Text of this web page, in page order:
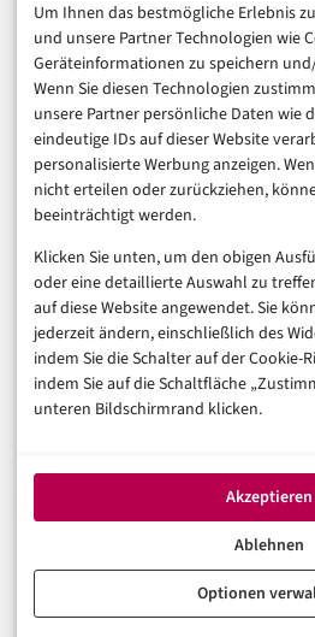
Um Ihnen das bestmögliche Erlebnis
und unsere Partner Technologien wie
Geräteinformationen zu speichern
Wenn Sie diesen Technologien
unsere Partner persönliche Daten wie
eindeutige IDs auf dieser Website
personalisierte Werbung anzeigen.
nicht erteilen oder zurückziehen,
beeinträchtigt werden.
Klicken Sie unten, um den obigen
oder eine detaillierte Auswahl zu
auf diese Website angewendet. Sie
jederzeit ändern, einschließlich des
indem Sie die Schalter auf der
indem Sie auf die Schaltfläche
unteren Bildschirmrand klicken.
Akzeptieren
Ablehnen
Optionen
Consumer & Digital Life
Marketing
Finanzen & FinTech
Business & Karriere
Sicherheit & Recht
Digitalisierung
Marketing
Magazin
Unsere Redaktion
Werbeformate & Media Kit
Rechtliches
Datenschutzerklärung (EU)
Cookie-Richtlinie (EU)